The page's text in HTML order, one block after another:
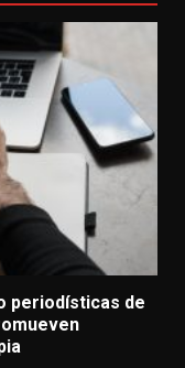
periodísticas de